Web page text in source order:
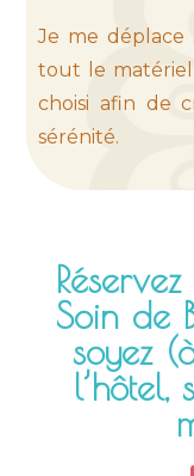
Je me déplace
tout le matériel
choisi afin de
sérénité.
Soin de
soyez
l’hôtel,